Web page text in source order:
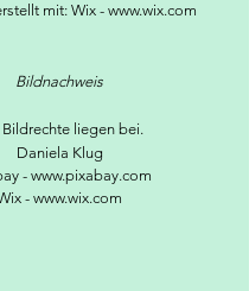
mit: Wix - www.wix.com
Bildnachweis
Bildrechte liegen bei.
Daniela Klug
- www.pixabay.com
- www.wix.com